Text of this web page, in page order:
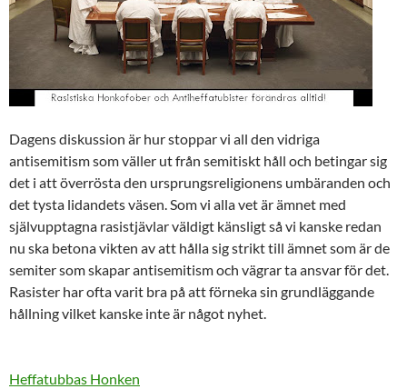
Dagens diskussion är hur stoppar vi all den vidriga
antisemitismsom väller ut från semitiskt håll och betingar sig
det i att överrösta den ursprungsreligionens umbäranden och
det tysta lidandets väsen. Som vi alla vet är ämnet med
självupptagna rasistjävlar väldigt känsligt så vi kanske redan
nu ska betona vikten av att hålla sig strikt till ämnet som är de
semiter som skapar antisemitism och vägrar ta ansvar för det.
Rasister har ofta varit bra på att förneka sin grundläggande
hållning vilket kanske inte är något nyhet.
Heffatubbas Honken